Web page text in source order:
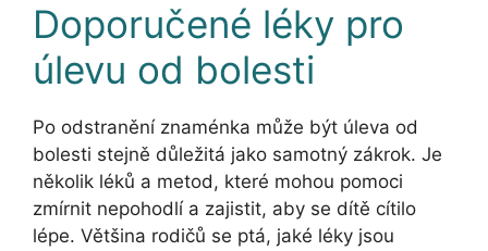
Doporučené léky pro
úlevu od bolesti
Po odstranění znaménka může být úleva od
bolesti stejně důležitá jako samotný zákrok. Je
několik léků a metod, které mohou pomoci
zmírnit nepohodlí a zajistit, aby se dítě cítilo
lépe. Většina rodičů se ptá, jaké léky jsou